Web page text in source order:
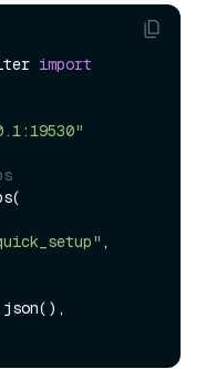
import
,